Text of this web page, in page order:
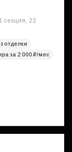
секция, 22
отделки
за 2 000 ₽/мес